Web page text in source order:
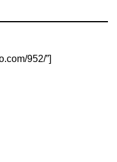
952/”]